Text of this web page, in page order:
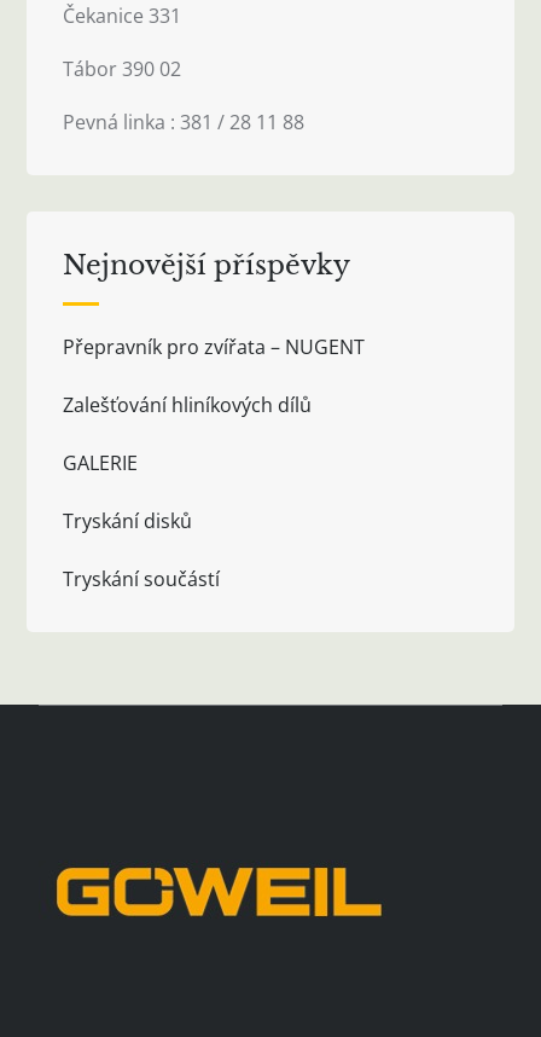
Čekanice 331
Tábor 390 02
Pevná linka : 381 / 28 11 88
Nejnovější příspěvky
Přepravník pro zvířata – NUGENT
Zalešťování hliníkových dílů
GALERIE
Tryskání disků
Tryskání součástí